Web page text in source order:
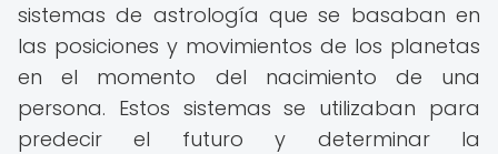
sistemas de astrología que se basaban en
las posiciones y movimientos de los planetas
en el momento del nacimiento de una
persona. Estos sistemas se utilizaban para
predecir el futuro y determinar la